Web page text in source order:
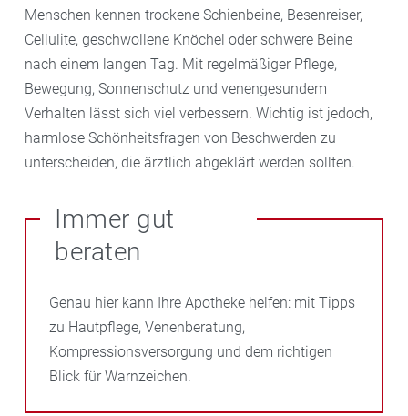
Menschen kennen trockene Schienbeine, Besenreiser,
Cellulite, geschwollene Knöchel oder schwere Beine
nach einem langen Tag. Mit regelmäßiger Pflege,
Bewegung, Sonnenschutz und venengesundem
Verhalten lässt sich viel verbessern. Wichtig ist jedoch,
harmlose Schönheitsfragen von Beschwerden zu
unterscheiden, die ärztlich abgeklärt werden sollten.
Immer gut
beraten
Genau hier kann Ihre Apotheke helfen: mit Tipps
zu Hautpflege, Venenberatung,
Kompressionsversorgung und dem richtigen
Blick für Warnzeichen.